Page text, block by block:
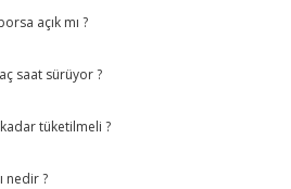
açık mı ?
saat sürüyor ?
tüketilmeli ?
nedir ?